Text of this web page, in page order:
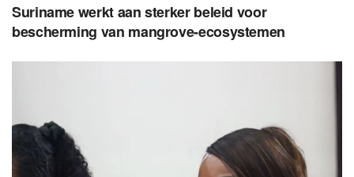
Suriname werkt aan sterker beleid voor
bescherming van mangrove-ecosystemen